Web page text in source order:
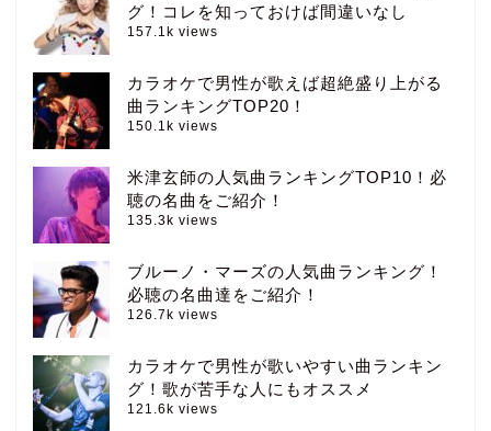
グ！コレを知っておけば間違いなし
157.1k views
カラオケで男性が歌えば超絶盛り上がる
曲ランキングTOP20！
150.1k views
米津玄師の人気曲ランキングTOP10！必
聴の名曲をご紹介！
135.3k views
ブルーノ・マーズの人気曲ランキング！
必聴の名曲達をご紹介！
126.7k views
カラオケで男性が歌いやすい曲ランキン
グ！歌が苦手な人にもオススメ
121.6k views